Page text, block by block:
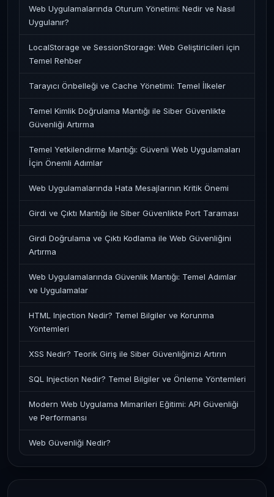
Web Uygulamalarında Oturum Yönetimi: Nedir ve Nasıl
Uygulanır?
LocalStorage ve SessionStorage: Web Geliştiricileri için
Temel Rehber
Tarayıcı Önbelleği ve Cache Yönetimi: Temel İlkeler
Temel Kimlik Doğrulama Mantığı ile Siber Güvenlikte
Güvenliği Artırma
Temel Yetkilendirme Mantığı: Güvenli Web Uygulamaları
İçin Önemli Adımlar
Web Uygulamalarında Hata Mesajlarının Kritik Önemi
Girdi ve Çıktı Mantığı ile Siber Güvenlikte Port Taraması
Girdi Doğrulama ve Çıktı Kodlama ile Web Güvenliğini
Artırma
Web Uygulamalarında Güvenlik Mantığı: Temel Adımlar
ve Uygulamalar
HTML Injection Nedir? Temel Bilgiler ve Korunma
Yöntemleri
XSS Nedir? Teorik Giriş ile Siber Güvenliğinizi Artırın
SQL Injection Nedir? Temel Bilgiler ve Önleme Yöntemleri
Modern Web Uygulama Mimarileri Eğitimi: API Güvenliği
ve Performansı
Web Güvenliği Nedir?